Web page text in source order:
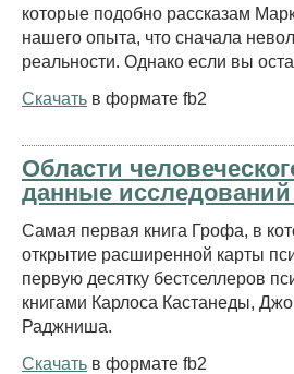
которые подобно рассказам
нашего опыта, что сначала
реальности. Однако если вы
Скачать в формате fb2
Области
данные
Самая первая книга Грофа, в
открытие расширенной карты
первую десятку бестселлеров
книгами Карлоса Кастанеды,
Раджниша.
Скачать в формате fb2